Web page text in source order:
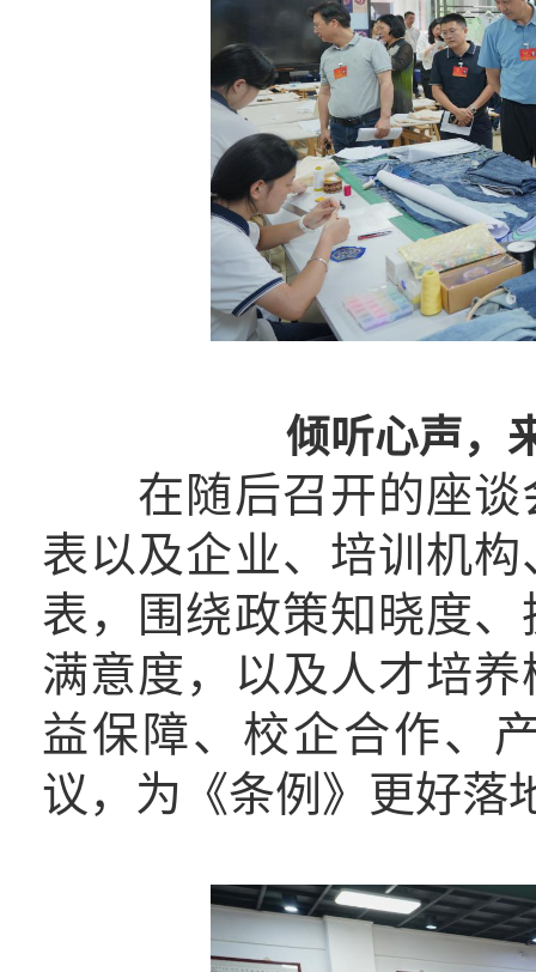
倾听心声，
在随后召开的座谈
表以及企业、培训机
表，围绕政策知晓度
满意度，以及人才培
益保障、校企合作、
议，为《条例》更好落